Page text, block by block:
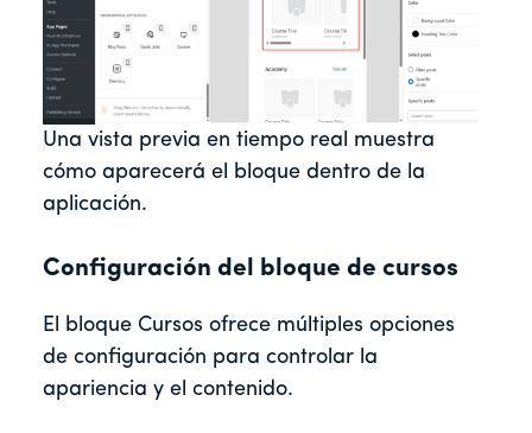
Una vista previa en tiempo real muestra
cómo aparecerá el bloque dentro de la
aplicación.
Configuración del bloque de cursos
El bloque Cursos ofrece múltiples opciones
de configuración para controlar la
apariencia y el contenido.